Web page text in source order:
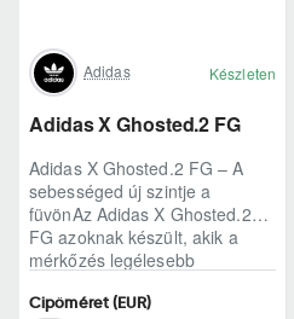
Adidas Készleten
Adidas X Ghosted.2 FG
Adidas X Ghosted.2 FG – A
sebességed új szintje a
füvönAz Adidas X Ghosted.2
FG azoknak készült, akik a
mérkőzés legélesebb
Cipőméret (EUR)